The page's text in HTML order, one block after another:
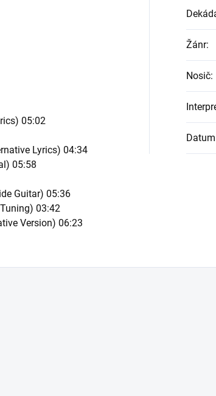
05:02
Lyrics) 04:34
05:58
Guitar) 05:36
03:42
Version) 06:23
Žánr:
Nosič: